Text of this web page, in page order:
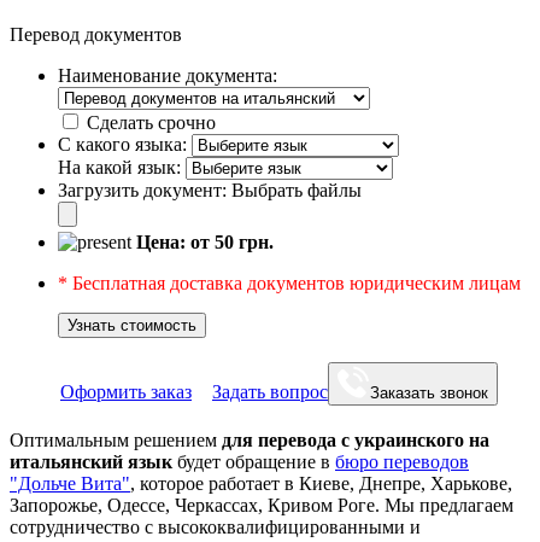
Перевод документов
Наименование документа:
Сделать срочно
С какого языка:
На какой язык:
Загрузить документ: Выбрать файлы
Цена: от 50 грн.
* Бесплатная доставка документов юридическим лицам
Узнать стоимость
Оформить заказ Задать вопрос Заказать звонок
Оптимальным решением для перевода с украинского на
итальянский язык будет обращение в бюро переводов
"Дольче Вита", которое работает в Киеве, Днепре, Харькове,
Запорожье, Одессе, Черкассах, Кривом Роге. Мы предлагаем
сотрудничество с высококвалифицированными и